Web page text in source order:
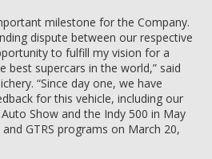
milestone for the Company.
dispute between our respective
to fulfill my vision for a
supercars in the world,” said
“Since day one, we have
for this vehicle, including our
Show and the Indy 500 in May
GTRS programs on March 20,